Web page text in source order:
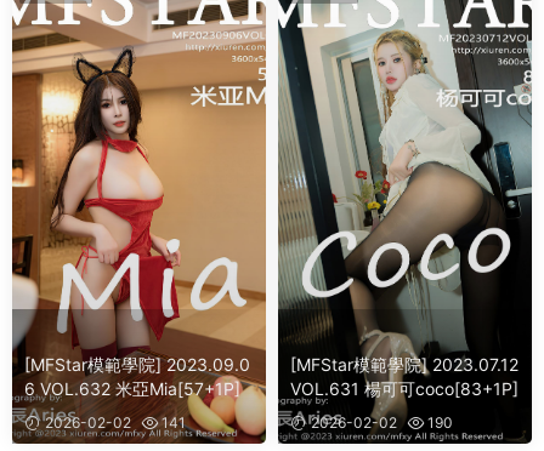
[MFStar模範學院] 2023.09.0
6 VOL.632 米亞Mia[57+1P]
2026-02-02 141
[MFStar模範學院] 2023.07.12
VOL.631 楊可可coco[83+1P]
2026-02-02 190